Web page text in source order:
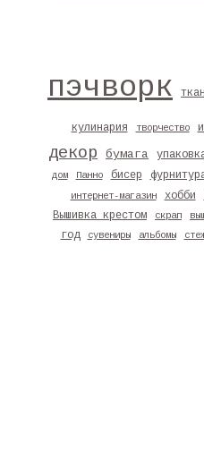
пэчворк
кулинария творчество
декор бумага
дом Панно бисер
интернет-магазин хобби
Вышивка крестом
скрап
год сувениры альбомы